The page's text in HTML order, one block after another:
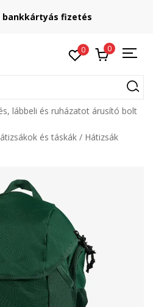
bankkártyás fizetés
0 0
lábbeli és ruházatot árusító bolt
és táskák
Hátizsák